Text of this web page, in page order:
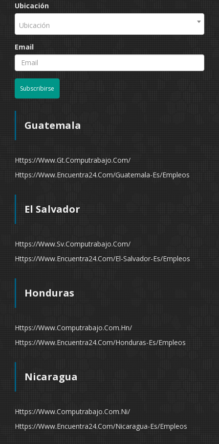
Ubicación
Ubicación
Email
Subscribirse
Guatemala
Https://www.gt.computrabajo.com/
Https://www.encuentra24.com/guatemala-Es/empleos
El Salvador
Https://www.sv.computrabajo.com/
Https://www.encuentra24.com/el-Salvador-Es/empleos
Honduras
Https://www.computrabajo.com.hn/
Https://www.encuentra24.com/honduras-Es/empleos
Nicaragua
Https://www.computrabajo.com.ni/
Https://www.encuentra24.com/nicaragua-Es/empleos